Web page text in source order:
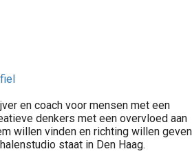
en coach voor mensen met een
denkers met een overvloed aan
willen vinden en richting willen geven
staat in Den Haag.